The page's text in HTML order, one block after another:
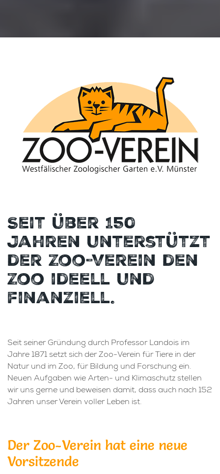
Seit über 150
Jahren unterstützt
der Zoo-Verein den
Zoo ideell und
finanziell.
Seit seiner Gründung durch Professor Landois im
Jahre 1871 setzt sich der Zoo-Verein für Tiere in der
Natur und im Zoo, für Bildung und Forschung ein.
Neuen Aufgaben wie Arten- und Klimaschutz stellen
wir uns gerne und beweisen damit, dass auch nach 152
Jahren unser Verein voller Leben ist.
Der Zoo-Verein hat eine neue
Vorsitzende